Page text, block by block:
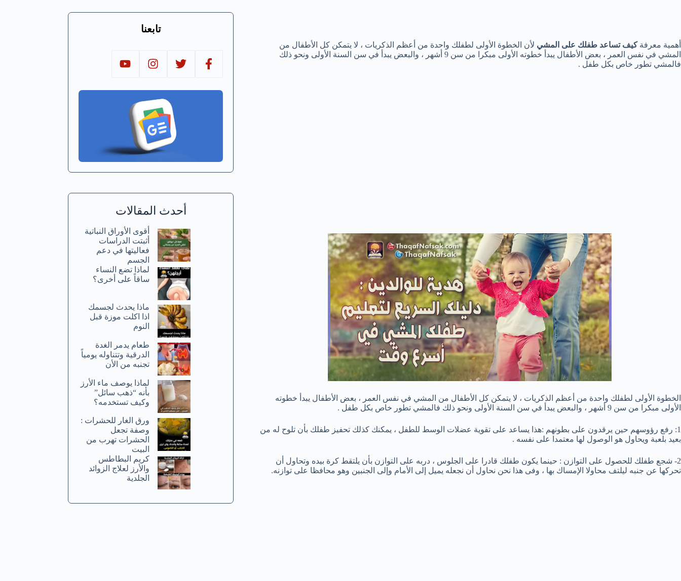
أهمية معرفةكيف تساعد طفلك على المشي لأن الخطوة الأولى لطفلك واحدة من أعظم الذكريات ، لا يتمكن كل الأطفال من
المشي في نفس العمر ، بعض الأطفال يبدأ خطوته الأولى مبكرا من سن 9 أشهر ، والبعض يبدأ في سن السنة الأولى ونحو ذلك
فالمشي تطور خاص بكل طفل .
الخطوة الأولى لطفلك واحدة من أعظم الذكريات ، لا يتمكن كل الأطفال من المشي في نفس العمر ، بعض الأطفال يبدأ خطوته
الأولى مبكرا من سن 9 أشهر ، والبعض يبدأ في سن السنة الأولى ونحو ذلك فالمشي تطور خاص بكل طفل .
1: رفع رؤوسهم حين يرقدون على بطونهم :هذا يساعد على تقوية عضلات الوسط للطفل ، يمكنك كذلك تحفيز طفلك بأن تلوح له من
بعيد بلعبة ويحاول هو الوصول لها معتمدا على نفسه .
2- شجع طفلك للحصول على التوازن : حينما يكون طفلك قادرا على الجلوس ، دربه على التوازن بأن يلتقط كرة بيده وتحاول أن
تحركها عن جنبه ليلتف محاولا الإمساك بها ، وفى هذا نحن نحاول أن نجعله يميل إلى الأمام وإلى الجنبين وهو محافظا على توازنه.
تابعنا
أحدث المقالات
أقوى الأوراق النباتية
أثبتت الدراسات
فعاليتها في دعم
الجسم
لماذا تضع النساء
ساقاً على أخرى؟
ماذا يحدث لجسمك
اذا اكلت موزة قبل
النوم
طعام يدمر الغدة
الدرقية وتتناوله يومياً
تجنبه من الأن
لماذا يوصف ماء الأرز
بأنه “ذهب سائل”
وكيف تستخدمه؟
ورق الغار للحشرات :
وصفة تجعل
الحشرات تهرب من
البيت
كريم البطاطس
والأرز لعلاج الزوائد
الجلدية